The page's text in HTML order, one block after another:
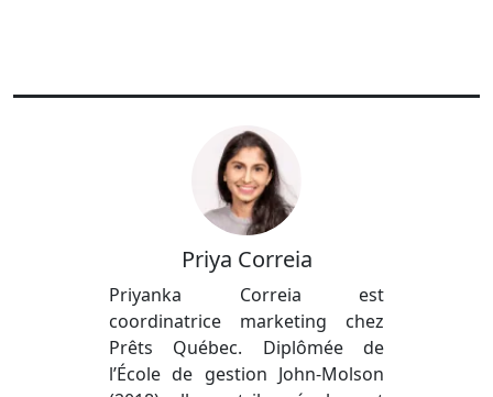
Priya Correia
Priyanka Correia est
coordinatrice marketing chez
Prêts Québec. Diplômée de
l’École de gestion John-Molson